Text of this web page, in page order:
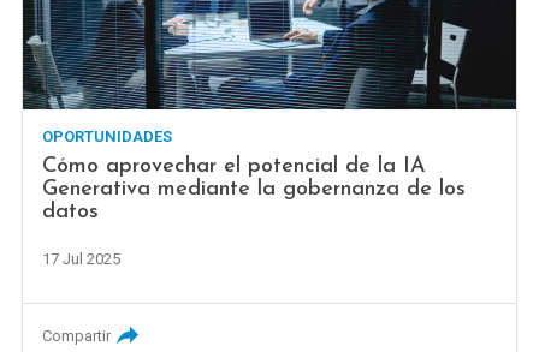
OPORTUNIDADES
Cómo aprovechar el potencial de la IA
Generativa mediante la gobernanza de los
datos
17 Jul 2025
Compartir